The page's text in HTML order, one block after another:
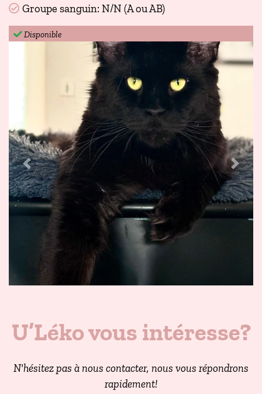
Disponible
Previous Next
Groupe sanguin: N/N (A ou AB)
U’Léko vous intéresse?
N'hésitez pas à nous contacter, nous vous répondrons
rapidement!